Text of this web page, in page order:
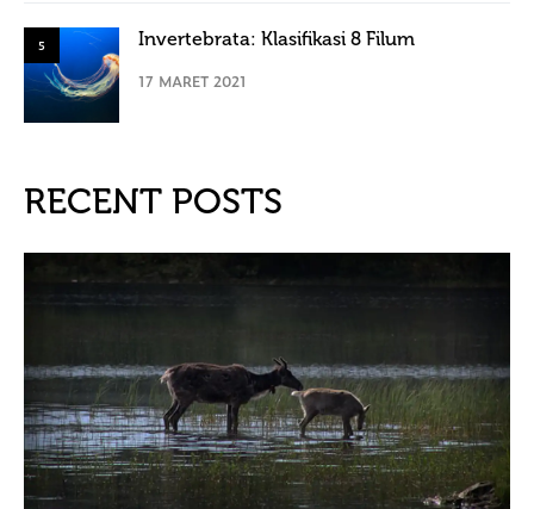
5 Invertebrata: Klasifikasi 8 Filum
17 MARET 2021
RECENT POSTS